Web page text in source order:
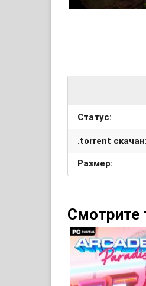
Статус:
.torrent скачан:
Размер:
Смотрите